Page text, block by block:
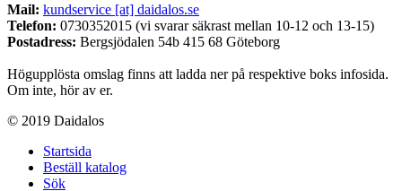
Mail: kundservice [at] daidalos.se
Telefon: 0730352015 (vi svarar säkrast mellan 10-12 och 13-15)
Postadress: Bergsjödalen 54b 415 68 Göteborg
Högupplösta omslag finns att ladda ner på respektive boks infosida.
Om inte, hör av er.
© 2019 Daidalos
Startsida
Beställ katalog
Sök